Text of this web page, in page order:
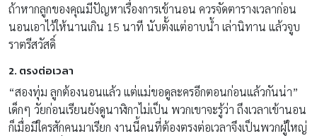
ถ้าหากลูกของคุณมีปัญหาเรื่องการเข้านอน ควรจัดตารางเวลาก่อน
นอนเอาไว้ให้นานเกิน 15 นาที นับตั้งแต่อาบน้ำ เล่านิทาน แล้วจูบ
ราตรีสวัสดิ์
2. ตรงต่อเวลา
“สองทุ่ม ลูกต้องนอนแล้ว แต่แม่ขอดูละครอีกตอนก่อนแล้วกันน่า”
เด็กๆ วัยก่อนเรียนยังดูนาฬิกาไม่เป็น พวกเขาจะรู้ว่า ถึงเวลาเข้านอน
ก็เมื่อมีใครสักคนมาเรียก งานนี้คนที่ต้องตรงต่อเวลาจึงเป็นพวกผู้ใหญ่